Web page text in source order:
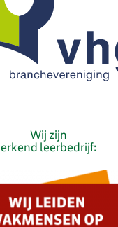
Wij zijn
erkend leerbedrijf: